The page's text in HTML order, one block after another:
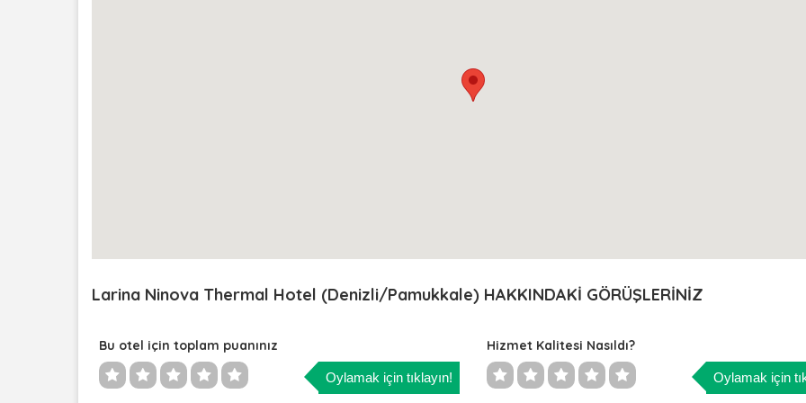
Larina Ninova Thermal Hotel (Denizli/Pamukkale) HAKKINDAKİ GÖRÜŞLERİNİZ
Bu otel için toplam puanınız
Oylamak için tıklayın!
Hizmet Kalitesi Nasıldı?
Oylamak için